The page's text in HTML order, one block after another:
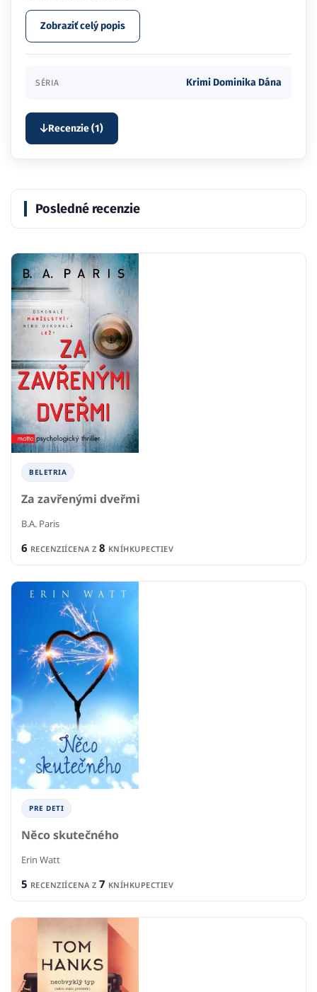
Zobraziť celý popis
SÉRIA Krimi Dominika Dána
Recenzie (1)
Posledné recenzie
BELETRIA
Za zavřenými dveřmi
B.A. Paris
6 RECENZIÍCENA Z 8 KNÍHKUPECTIEV
PRE DETI
Něco skutečného
Erin Watt
5 RECENZIÍCENA Z 7 KNÍHKUPECTIEV